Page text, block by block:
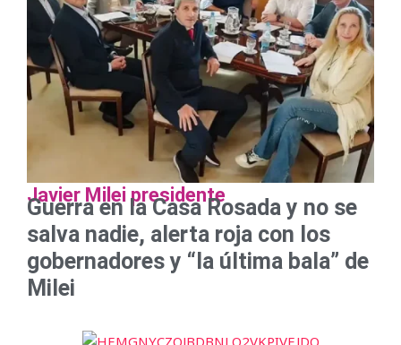
Javier Milei presidente
Guerra en la Casa Rosada y no se
salva nadie, alerta roja con los
gobernadores y “la última bala” de
Milei